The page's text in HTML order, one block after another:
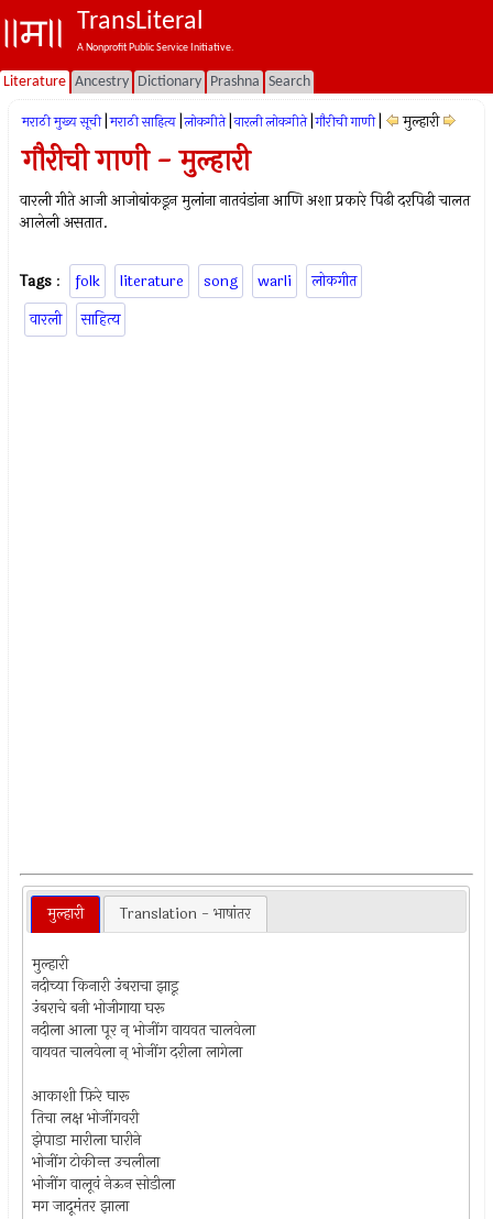
TransLiteral
A Nonprofit Public Service Initiative.
Literature Ancestry Dictionary Prashna Search
मराठी मुख्य सूची मराठी साहित्य लोकगीते वारली लोकगीते गौरीची गाणी मुल्हारी
गौरीची गाणी - मुल्हारी
वारली गीते आजी आजोबांकडून मुलांना नातवंडांना आणि अशा प्रकारे पिढी दरपिढी चालत
आलेली असतात.
Tags : folk literature song warli
लोकगीत
वारली
साहित्य
मुल्हारी Translation - भाषांतर
मुल्हारी
नदीच्या किनारी उंबराचा झाडू
उंबराचे बनी भोजीगाया घरू
नदीला आला पूर न् भोजींग वायवत चालवेला
वायवत चालवेला न् भोजींग दरीला लागेला
आकाशी फ़िरे घारू
तिचा लक्ष भोजींगवरी
झेपाडा मारीला घारीने
भोजींग टोकीन्त उचलीला
भोजींग वालूवं नेऊन सोडीला
मग जादूमंतर झाला